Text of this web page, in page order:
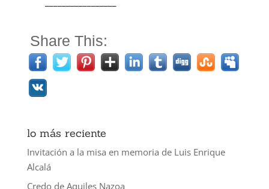
Share This:
lo más reciente
Invitación a la misa en memoria de Luis Enrique
Alcalá
Credo de Aquiles Nazoa